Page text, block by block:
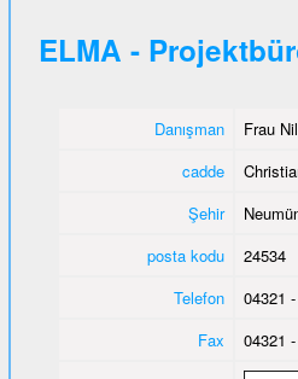
ELMA -
Danışman
Frau
cadde
Şehir
posta kodu
24534
Telefon
04321
Fax
04321